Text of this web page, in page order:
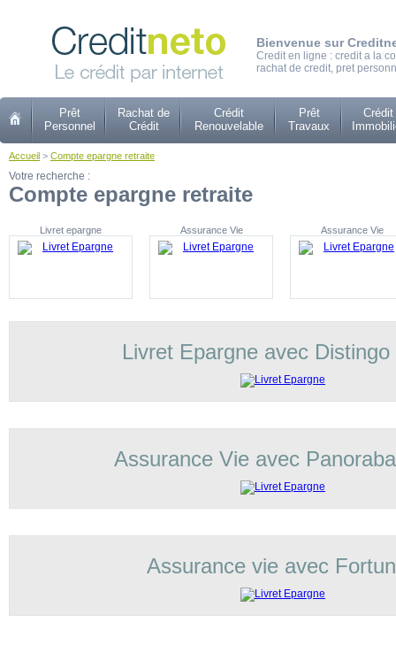
Bienvenue sur
Credit en ligne : credit a la
rachat de credit, pret
Prêt
Personnel
Rachat de
Crédit
Crédit
Renouvelable
Prêt
Travaux
Crédit
Accueil > Compte epargne retraite
Votre recherche :
Compte epargne retraite
Livret epargne Assurance Vie Assurance Vie
Livret Epargne avec Distingo
Assurance Vie avec
Assurance vie avec